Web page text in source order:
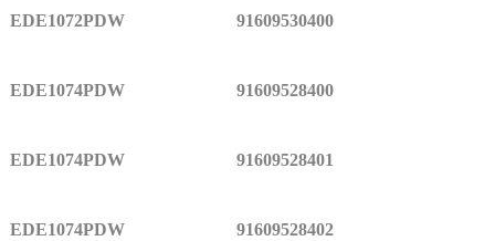
EDE1072PDW 91609530400
EDE1074PDW 91609528400
EDE1074PDW 91609528401
EDE1074PDW 91609528402